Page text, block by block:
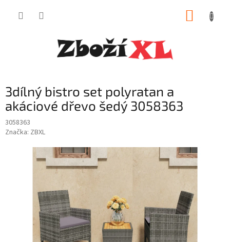
3dílný bistro set polyratan a
akáciové dřevo šedý 3058363
3058363
Značka: ZBXL